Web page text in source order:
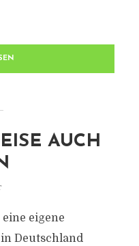
AUCH
eigene
Deutschland